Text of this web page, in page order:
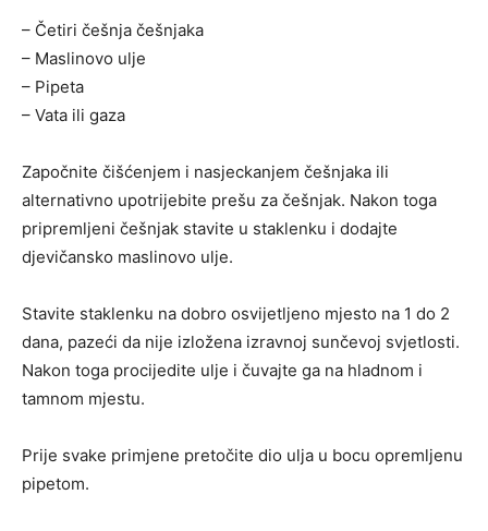
– Četiri češnja češnjaka
– Maslinovo ulje
– Pipeta
– Vata ili gaza
Započnite čišćenjem i nasjeckanjem češnjaka ili
alternativno upotrijebite prešu za češnjak. Nakon toga
pripremljeni češnjak stavite u staklenku i dodajte
djevičansko maslinovo ulje.
Stavite staklenku na dobro osvijetljeno mjesto na 1 do 2
dana, pazeći da nije izložena izravnoj sunčevoj svjetlosti.
Nakon toga procijedite ulje i čuvajte ga na hladnom i
tamnom mjestu.
Prije svake primjene pretočite dio ulja u bocu opremljenu
pipetom.